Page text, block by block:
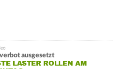
ausgesetzt
LASTER ROLLEN AM